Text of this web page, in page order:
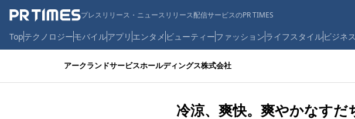
プレスリリース・ニュースリリース配信サービスのPR TIMES
Topテクノロジーモバイルアプリ エンタメ ビューティーファッションライフスタイルビジネス
アークランドサービスホールディングス株式会社
冷涼、爽快。爽やかなす